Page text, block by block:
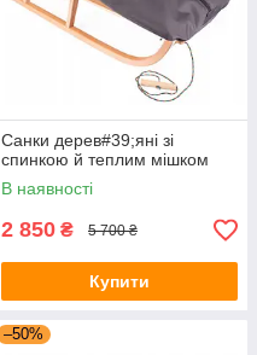
Санки дерев#39;яні зі
спинкою й теплим мішком
В наявності
2 850 ₴ 5 700 ₴
Купити
–50%